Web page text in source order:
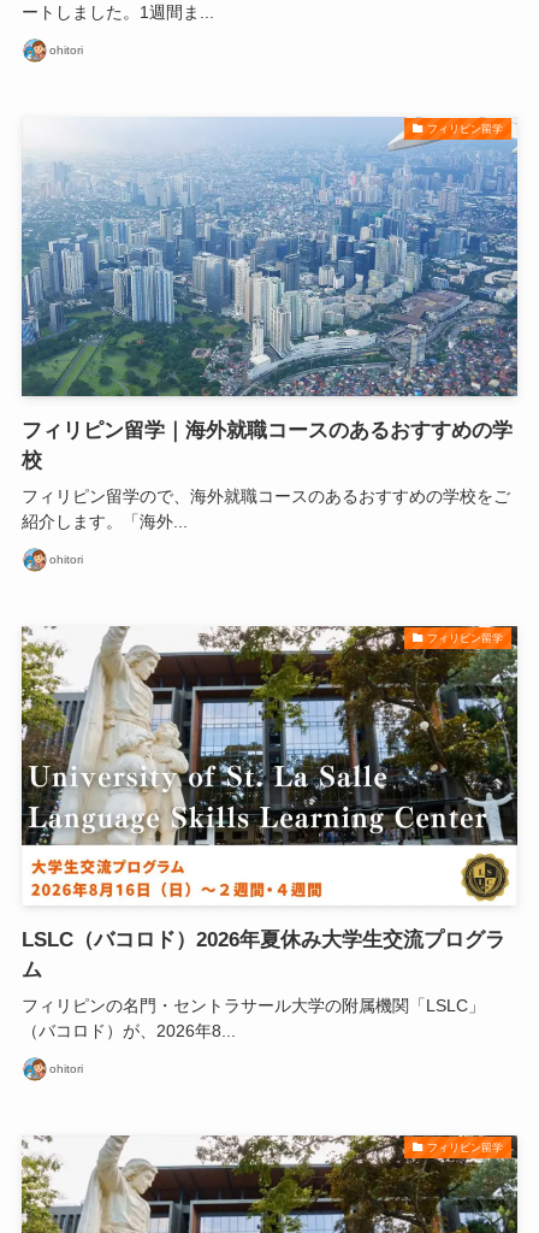
ートしました。1週間ま...
ohitori
フィリピン留学
フィリピン留学｜海外就職コースのあるおすすめの学
校
フィリピン留学ので、海外就職コースのあるおすすめの学校をご
紹介します。「海外...
ohitori
フィリピン留学
LSLC（バコロド）2026年夏休み大学生交流プログラ
ム
フィリピンの名門・セントラサール大学の附属機関「LSLC」
（バコロド）が、2026年8...
ohitori
フィリピン留学